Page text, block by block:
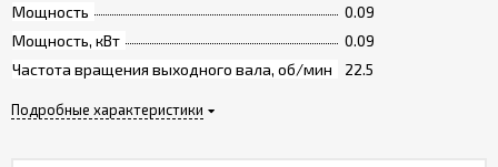
Мощность
0.09
Мощность, кВт
0.09
Частота вращения выходного вала, об/мин
22.5
Подробные характеристики